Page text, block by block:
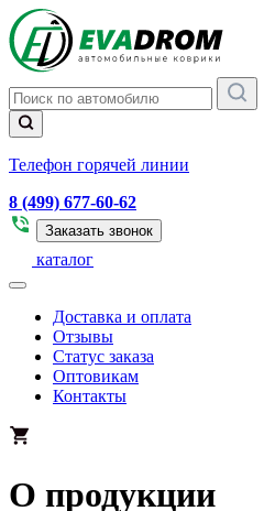
Телефон горячей линии
8 (499) 677-60-62
Заказать звонок
каталог
Доставка и оплата
Отзывы
Статус заказа
Оптовикам
Контакты
О продукции